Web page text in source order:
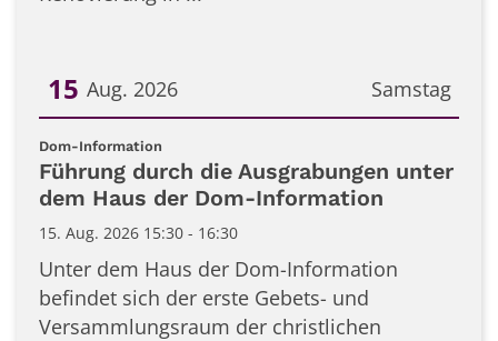
Samstag
15 Aug. 2026
Datum: 15. August 2026
Dom-Information
Führung durch die Ausgrabungen unter
dem Haus der Dom-Information
15. Aug. 2026 15:30 - 16:30
Unter dem Haus der Dom-Information
befindet sich der erste Gebets- und
Versammlungsraum der christlichen